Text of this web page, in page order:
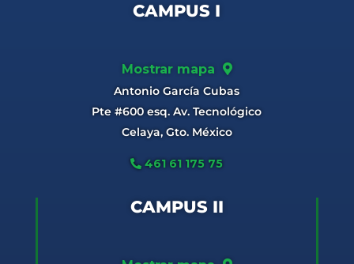
CAMPUS I
Mostrar mapa
Antonio García Cubas
Pte #600 esq. Av. Tecnológico
Celaya, Gto. México
461 61 175 75
CAMPUS II